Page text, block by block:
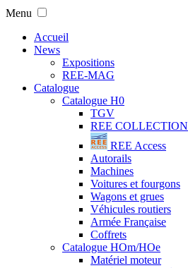
Menu
Accueil
News
Expositions
REE-MAG
Catalogue
Catalogue H0
TGV
REE COLLECTION
REE Access
Autorails
Machines
Voitures et fourgons
Wagons et grues
Véhicules routiers
Armée Française
Coffrets
Catalogue HOm/HOe
Matériel moteur